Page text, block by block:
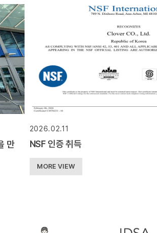
만
2026.02.11
NSF 인증 취득
MORE VIEW